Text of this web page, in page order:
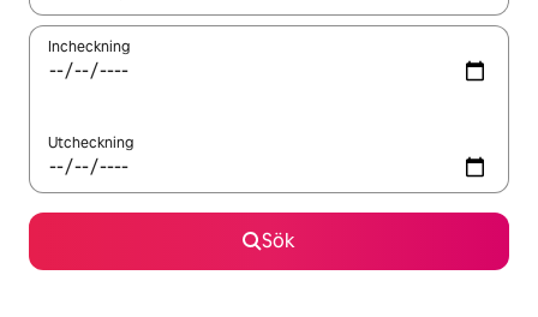
Incheckning
Utcheckning
Sök